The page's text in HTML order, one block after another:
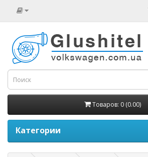
Товаров: 0 (0.00)
Категории